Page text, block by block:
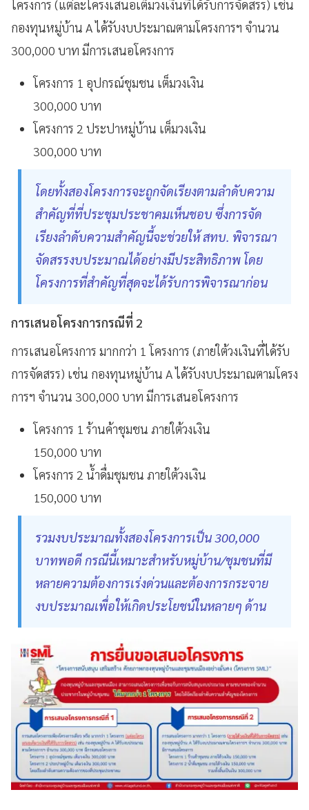
โครงการ (แต่ละโครงเสนอเต็มวงเงินที่ได้รับการจัดสรร) เช่น
กองทุนหมู่บ้าน A ได้รับงบประมาณตามโครงการฯ จำนวน
300,000 บาท มีการเสนอโครงการ
โครงการ 1 อุปกรณ์ชุมชน เต็มวงเงิน
300,000 บาท
โครงการ 2 ประปาหมู่บ้าน เต็มวงเงิน
300,000 บาท
โดยทั้งสองโครงการจะถูกจัดเรียงตามลำดับความ
สำคัญที่ที่ประชุมประชาคมเห็นชอบ ซึ่งการจัด
เรียงลำดับความสำคัญนี้จะช่วยให้ สทบ. พิจารณา
จัดสรรงบประมาณได้อย่างมีประสิทธิภาพ โดย
โครงการที่สำคัญที่สุดจะได้รับการพิจารณาก่อน
การเสนอโครงการกรณีที่ 2
การเสนอโครงการ มากกว่า 1 โครงการ (ภายใต้วงเงินที่ได้รับ
การจัดสรร) เช่น กองทุนหมู่บ้าน A ได้รับงบประมาณตามโครง
การฯ จำนวน 300,000 บาท มีการเสนอโครงการ
โครงการ 1 ร้านค้าชุมชน ภายใต้วงเงิน
150,000 บาท
โครงการ 2 น้ำดื่มชุมชน ภายใต้วงเงิน
150,000 บาท
รวมงบประมาณทั้งสองโครงการเป็น 300,000
บาทพอดี กรณีนี้เหมาะสำหรับหมู่บ้าน/ชุมชนที่มี
หลายความต้องการเร่งด่วนและต้องการกระจาย
งบประมาณเพื่อให้เกิดประโยชน์ในหลายๆ ด้าน